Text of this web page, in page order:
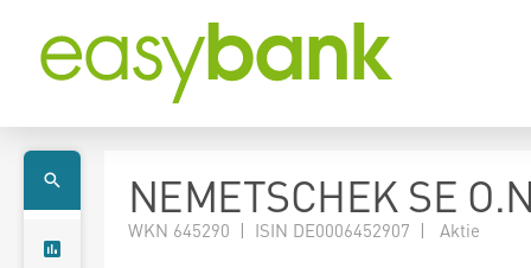
NEMETSCHEK SE
WKN 645290 | ISIN DE0006452907 | Aktie